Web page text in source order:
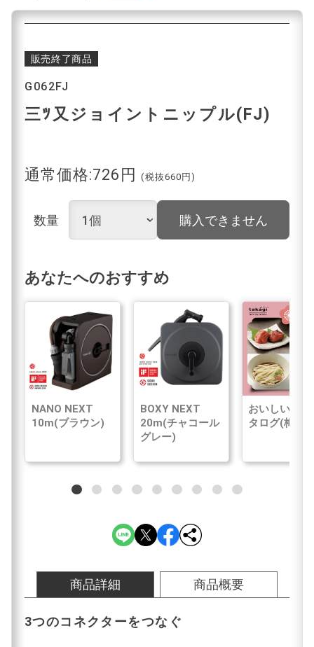
販売終了商品
G062FJ
三ﾂ又ジョイントニップル(FJ)
通常価格:726円 (税抜660円)
数量 購入できません
あなたへのおすすめ
NANO NEXT
10m(ブラウン)
BOXY NEXT
20m(チャコール
グレー)
おいしい
タログ(梅コ
商品詳細 商品概要
3つのコネクターをつなぐ